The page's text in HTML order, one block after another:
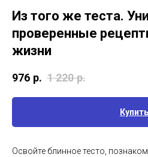
Из того же теста.
проверенные
жизни
976 р. 1 220 р.
Купить
Освойте блинное тесто,